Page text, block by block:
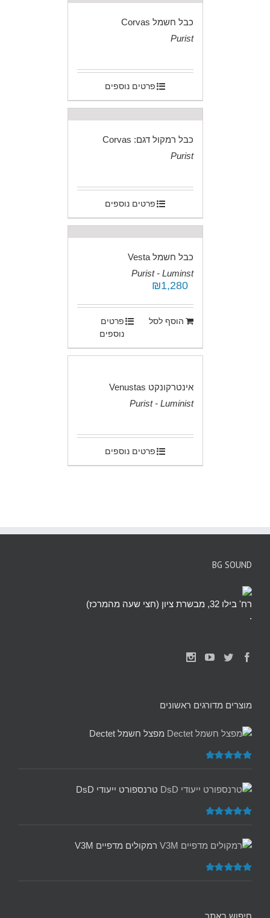
כבל חשמל Corvas
Purist
פרטים נוספים
כבל רמקול דגם: Corvas
Purist
פרטים נוספים
כבל חשמל Vesta
Purist - Luminst
₪1,280
הוסף לסל
פרטים
נוספים
אינטרקונקט Venustas
Purist - Luminist
פרטים נוספים
BG SOUND
רח' בילו 32, מבשרת ציון (חצי שעה מהמרכז)
.
מוצרים מדורגים ראשונים
מפצל חשמל Dectet
דורג5.00
טרנספורט ייעודי DsD
דורג5.00
רמקולים מדפיים V3M
דורג5.00